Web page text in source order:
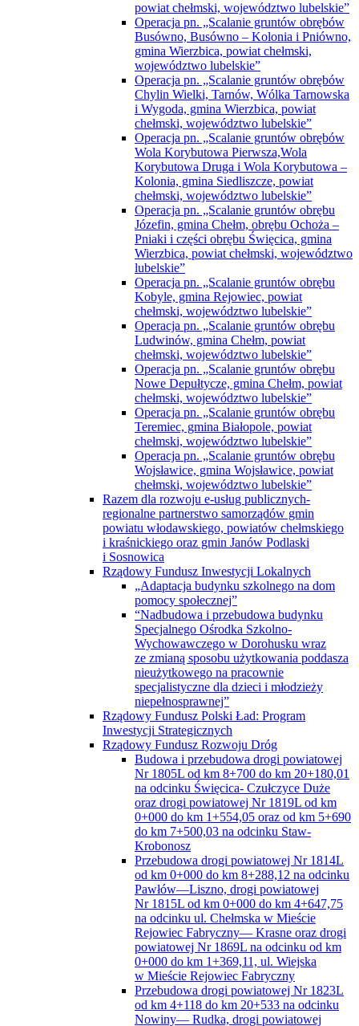
powiat chełmski, województwo lubelskie”
Operacja pn. „Scalanie gruntów obrębów
Busówno, Busówno – Kolonia i Pniówno,
gmina Wierzbica, powiat chełmski,
województwo lubelskie”
Operacja pn. „Scalanie gruntów obrębów
Chylin Wielki, Tarnów, Wólka Tarnowska
i Wygoda, gmina Wierzbica, powiat
chełmski, województwo lubelskie”
Operacja pn. „Scalanie gruntów obrębów
Wola Korybutowa Pierwsza,Wola
Korybutowa Druga i Wola Korybutowa –
Kolonia, gmina Siedliszcze, powiat
chełmski, województwo lubelskie”
Operacja pn. „Scalanie gruntów obrębu
Józefin, gmina Chełm, obrębu Ochoża –
Pniaki i części obrębu Święcica, gmina
Wierzbica, powiat chełmski, województwo
lubelskie”
Operacja pn. „Scalanie gruntów obrębu
Kobyle, gmina Rejowiec, powiat
chełmski, województwo lubelskie”
Operacja pn. „Scalanie gruntów obrębu
Ludwinów, gmina Chełm, powiat
chełmski, województwo lubelskie”
Operacja pn. „Scalanie gruntów obrębu
Nowe Depułtycze, gmina Chełm, powiat
chełmski, województwo lubelskie”
Operacja pn. „Scalanie gruntów obrębu
Teremiec, gmina Białopole, powiat
chełmski, województwo lubelskie”
Operacja pn. „Scalanie gruntów obrębu
Wojsławice, gmina Wojsławice, powiat
chełmski, województwo lubelskie”
Razem dla rozwoju e-usług publicznych-
regionalne partnerstwo samorządów gmin
powiatu włodawskiego, powiatów chełmskiego
i kraśnickiego oraz gmin Janów Podlaski
i Sosnowica
Rządowy Fundusz Inwestycji Lokalnych
„Adaptacja budynku szkolnego na dom
pomocy społecznej”
“Nadbudowa i przebudowa budynku
Specjalnego Ośrodka Szkolno-
Wychowawczego w Dorohusku wraz
ze zmianą sposobu użytkowania poddasza
nieużytkowego na pracownie
specjalistyczne dla dzieci i młodzieży
niepełnosprawnej”
Rządowy Fundusz Polski Ład: Program
Inwestycji Strategicznych
Rządowy Fundusz Rozwoju Dróg
Budowa i przebudowa drogi powiatowej
Nr 1805L od km 8+700 do km 20+180,01
na odcinku Święcica- Czułczyce Duże
oraz drogi powiatowej Nr 1819L od km
0+000 do km 1+554,05 oraz od km 5+690
do km 7+500,03 na odcinku Staw-
Krobonosz
Przebudowa drogi powiatowej Nr 1814L
od km 0+000 do km 8+288,12 na odcinku
Pawłów—Liszno, drogi powiatowej
Nr 1815L od km 0+000 do km 4+647,75
na odcinku ul. Chełmska w Mieście
Rejowiec Fabryczny— Krasne oraz drogi
powiatowej Nr 1869L na odcinku od km
0+000 do km 1+369,11, ul. Wiejska
w Mieście Rejowiec Fabryczny
Przebudowa drogi powiatowej Nr 1823L
od km 4+118 do km 20+533 na odcinku
Nowiny— Rudka, drogi powiatowej